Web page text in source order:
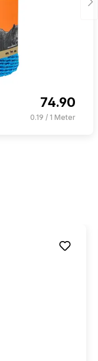
74.90
0.19 / 1 Meter